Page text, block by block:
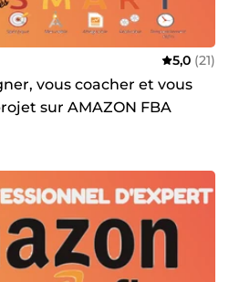
5,0 (21)
vous coacher et vous
sur AMAZON FBA